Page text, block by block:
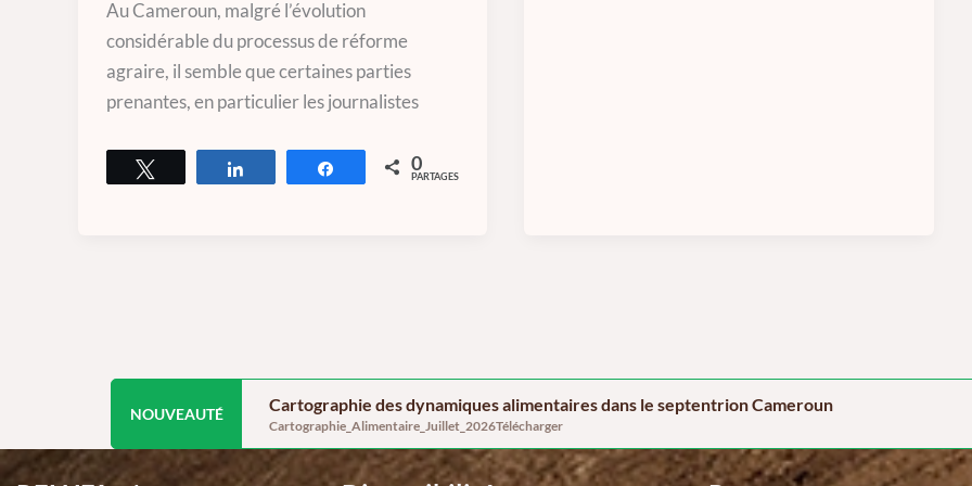
Au Cameroun, malgré l’évolution
considérable du processus de réforme
agraire, il semble que certaines parties
prenantes, en particulier les journalistes
Partagez 0
PARTAGES
NOUVEAUTÉ Cartographie des dynamiques alimentaires dans le septentrion Cameroun
Cartographie_Alimentaire_Juillet_2026Télécharger